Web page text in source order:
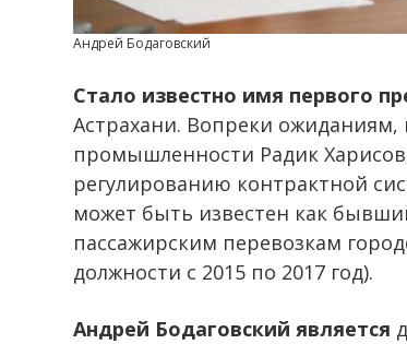
Андрей Бодаговский
Стало известно имя первого
Астрахани. Вопреки ожиданиям,
промышленности Радик
регулированию контрактной
может быть известен как
пассажирским перевозкам
должности с 2015 по 2017 год).
Андрей Бодаговский является